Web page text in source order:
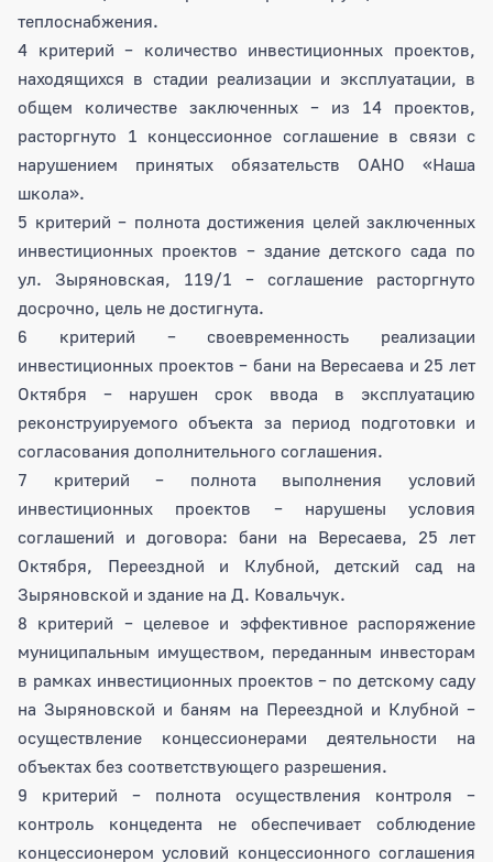
теплоснабжения.
4 критерий – количество инвестиционных проектов,
находящихся в стадии реализации и эксплуатации, в
общем количестве заключенных – из 14 проектов,
расторгнуто 1 концессионное соглашение в связи с
нарушением принятых обязательств ОАНО «Наша
школа».
5 критерий – полнота достижения целей заключенных
инвестиционных проектов – здание детского сада по
ул. Зыряновская, 119/1 – соглашение расторгнуто
досрочно, цель не достигнута.
6 критерий – своевременность реализации
инвестиционных проектов – бани на Вересаева и 25 лет
Октября – нарушен срок ввода в эксплуатацию
реконструируемого объекта за период подготовки и
согласования дополнительного соглашения.
7 критерий – полнота выполнения условий
инвестиционных проектов – нарушены условия
соглашений и договора: бани на Вересаева, 25 лет
Октября, Переездной и Клубной, детский сад на
Зыряновской и здание на Д. Ковальчук.
8 критерий – целевое и эффективное распоряжение
муниципальным имуществом, переданным инвесторам
в рамках инвестиционных проектов – по детскому саду
на Зыряновской и баням на Переездной и Клубной –
осуществление концессионерами деятельности на
объектах без соответствующего разрешения.
9 критерий – полнота осуществления контроля –
контроль концедента не обеспечивает соблюдение
концессионером условий концессионного соглашения